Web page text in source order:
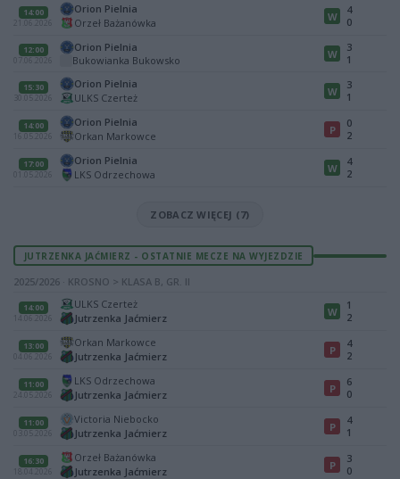
14:00
21.06.2026
Orion Pielnia
Orzeł Bażanówka
W
4
0
12:00
07.06.2026
Orion Pielnia
Bukowianka Bukowsko
W
3
1
15:30
30.05.2026
Orion Pielnia
ULKS Czerteż
W
3
1
14:00
16.05.2026
Orion Pielnia
Orkan Markowce
P
0
2
17:00
01.05.2026
Orion Pielnia
LKS Odrzechowa
W
4
2
ZOBACZ WIĘCEJ (7)
JUTRZENKA JAĆMIERZ - OSTATNIE MECZE NA WYJEZDZIE
2025/2026 · KROSNO > KLASA B, GR. II
14:00
14.06.2026
ULKS Czerteż
Jutrzenka Jaćmierz
W
1
2
13:00
04.06.2026
Orkan Markowce
Jutrzenka Jaćmierz
P
4
2
11:00
24.05.2026
LKS Odrzechowa
Jutrzenka Jaćmierz
P
6
0
11:00
03.05.2026
Victoria Niebocko
Jutrzenka Jaćmierz
P
4
1
16:30
18.04.2026
Orzeł Bażanówka
Jutrzenka Jaćmierz
P
3
0